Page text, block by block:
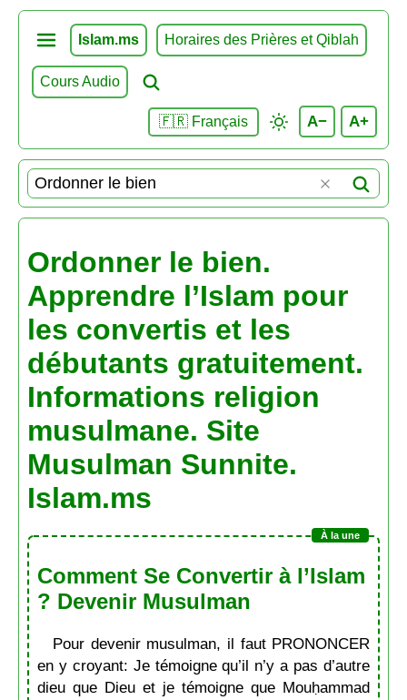
Islam.ms Horaires des Prières et Qiblah
Cours Audio
🇫🇷 Français A− A+
Ordonner le bien.
Apprendre l’Islam pour
les convertis et les
débutants gratuitement.
Informations religion
musulmane. Site
Musulman Sunnite.
Islam.ms
Comment Se Convertir à l’Islam
? Devenir Musulman
Pour devenir musulman, il faut PRONONCER
en y croyant: Je témoigne qu’il n’y a pas d’autre
dieu que Dieu et je témoigne que Mouḥammad